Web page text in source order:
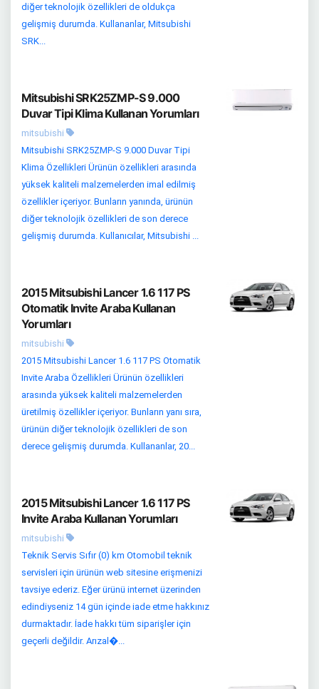
diğer teknolojik özellikleri de oldukça
gelişmiş durumda. Kullananlar, Mitsubishi
SRK...
Mitsubishi SRK25ZMP-S 9.000
Duvar Tipi Klima Kullanan Yorumları
mitsubishi
Mitsubishi SRK25ZMP-S 9.000 Duvar Tipi
Klima Özellikleri Ürünün özellikleri arasında
yüksek kaliteli malzemelerden imal edilmiş
özellikler içeriyor. Bunların yanında, ürünün
diğer teknolojik özellikleri de son derece
gelişmiş durumda. Kullanıcılar, Mitsubishi ...
2015 Mitsubishi Lancer 1.6 117 PS
Otomatik Invite Araba Kullanan
Yorumları
mitsubishi
2015 Mitsubishi Lancer 1.6 117 PS Otomatik
Invite Araba Özellikleri Ürünün özellikleri
arasında yüksek kaliteli malzemelerden
üretilmiş özellikler içeriyor. Bunların yanı sıra,
ürünün diğer teknolojik özellikleri de son
derece gelişmiş durumda. Kullananlar, 20...
2015 Mitsubishi Lancer 1.6 117 PS
Invite Araba Kullanan Yorumları
mitsubishi
Teknik Servis Sıfır (0) km Otomobil teknik
servisleri için ürünün web sitesine erişmenizi
tavsiye ederiz. Eğer ürünü internet üzerinden
edindiyseniz 14 gün içinde iade etme hakkınız
durmaktadır. İade hakkı tüm siparişler için
geçerli değildir. Arızal�...